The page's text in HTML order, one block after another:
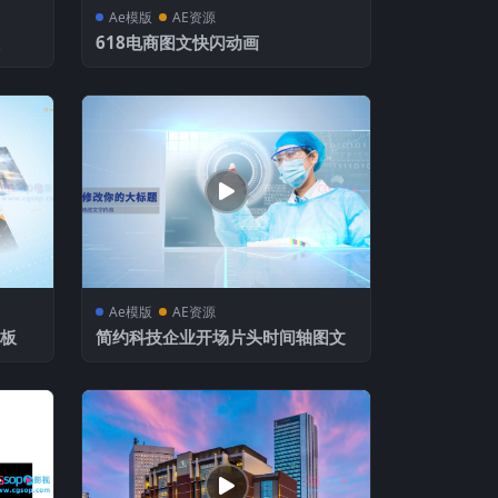
Ae模版 AE资源
618电商图文快闪动画
Ae模版 AE资源
简约科技企业开场片头时间轴图文